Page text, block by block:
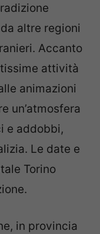
altre regioni
Accanto
attività
animazioni
un’atmosfera
e addobbi,
Le date e
Torino
in provincia